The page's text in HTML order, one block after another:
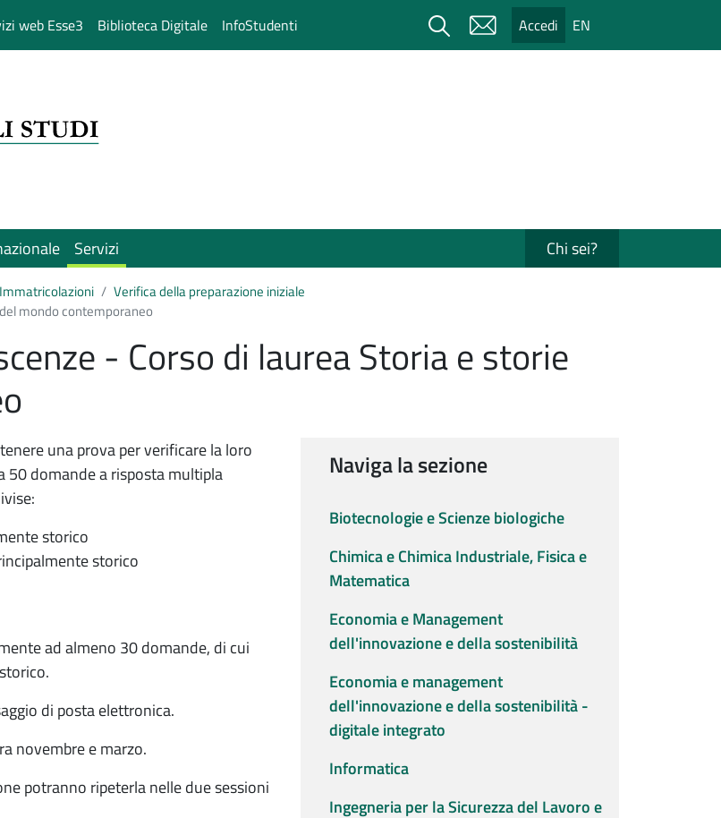
web Esse3 Biblioteca Digitale InfoStudenti Cerca Accedi EN
Servizi Chi sei?
Immatricolazioni
Verifica della preparazione iniziale
mondo contemporaneo
- Corso di laurea Storia e storie
una prova per verificare la loro
50 domande a risposta multipla
storico
storico
ad almeno 30 domande, di cui
di posta elettronica.
novembre e marzo.
potranno ripeterla nelle due sessioni
Naviga la sezione
Biotecnologie e Scienze biologiche
Chimica e Chimica Industriale, Fisica e
Matematica
Economia e Management
dell'innovazione e della sostenibilità
Economia e management
dell'innovazione e della sostenibilità -
digitale integrato
Informatica
Ingegneria per la Sicurezza del Lavoro e